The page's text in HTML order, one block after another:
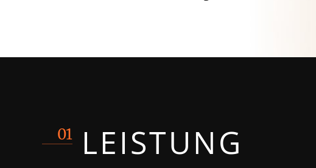
01 LEISTUNG